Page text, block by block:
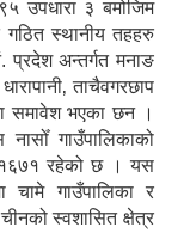
उपधारा ३ बमोजिम
स्थानीय तहहरु
प्रदेश अन्तर्गत मनाङ
ताचैवगरछाप
समावेश भएका छन ।
गाउँपालिकाको
रहेको छ । यस
चामे गाउँपालिका र
स्वशासित क्षेत्र